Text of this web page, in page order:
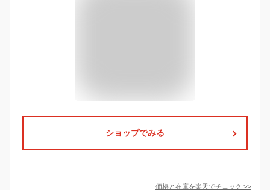
ショップでみる
価格と在庫を楽天でチェック >>